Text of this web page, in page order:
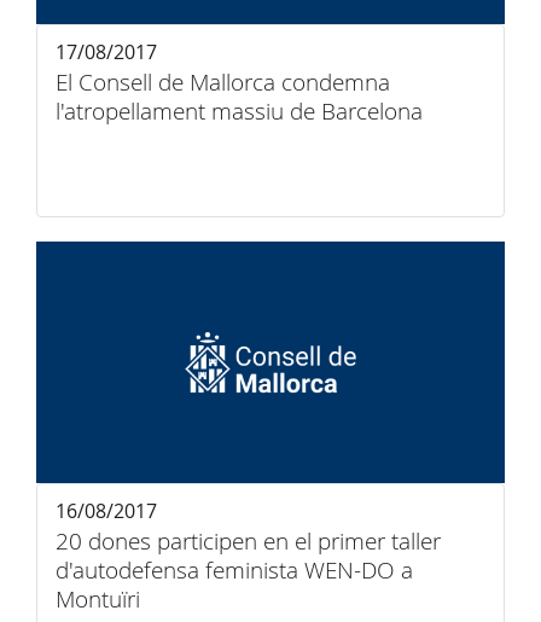
El Consell de Mallorca condemna
l'atropellament massiu de Barcelona
17/08/2017
20 dones participen en el primer taller
d'autodefensa feminista WEN-DO a
Montuïri
16/08/2017